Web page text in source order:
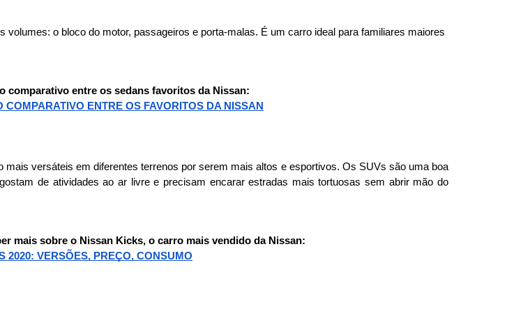
o bloco do motor, passageiros e porta-malas. É um carro ideal para familiares maiores
comparativo entre os sedans favoritos da Nissan:
ENTRE OS FAVORITOS DA NISSAN
versáteis em diferentes terrenos por serem mais altos e esportivos. Os SUVs são uma boa
de atividades ao ar livre e precisam encarar estradas mais tortuosas sem abrir mão do
mais sobre o Nissan Kicks, o carro mais vendido da Nissan:
2020: VERSÕES, PREÇO, CONSUMO